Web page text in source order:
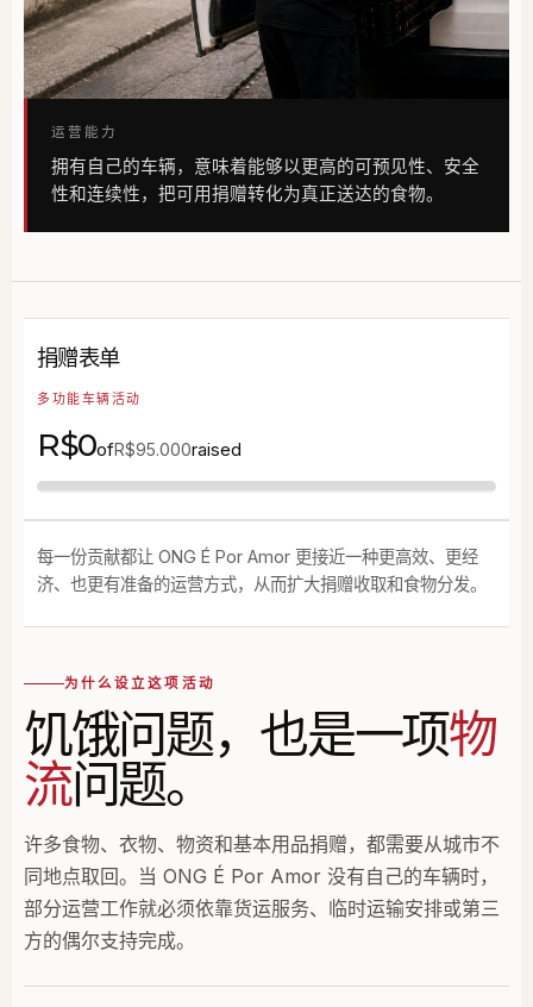
运营能力
拥有自己的车辆，意味着能够以更高的可预见性、安全
性和连续性，把可用捐赠转化为真正送达的食物。
为什么设立这项活动
饥饿问题，也是一项物
流问题。
许多食物、衣物、物资和基本用品捐赠，都需要从城市不
同地点取回。当 ONG É Por Amor 没有自己的车辆时，
部分运营工作就必须依靠货运服务、临时运输安排或第三
方的偶尔支持完成。
捐赠表单
多功能车辆活动
R$0ofR$95.000raised
每一份贡献都让 ONG É Por Amor 更接近一种更高效、更经
济、也更有准备的运营方式，从而扩大捐赠收取和食物分发。